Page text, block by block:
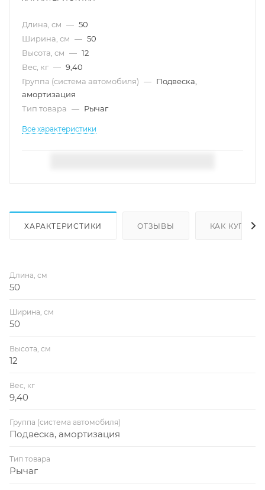
Длина, см — 50
Ширина, см — 50
Высота, см — 12
Вес, кг — 9,40
Группа (система автомобиля) — Подвеска,
амортизация
Тип товара — Рычаг
Все характеристики
ХАРАКТЕРИСТИКИ ОТЗЫВЫ КАК КУПИТЬ
Длина, см
50
Ширина, см
50
Высота, см
12
Вес, кг
9,40
Группа (система автомобиля)
Подвеска, амортизация
Тип товара
Рычаг